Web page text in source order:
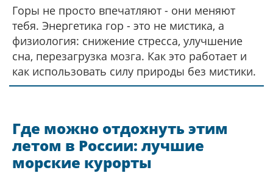
Горы не просто впечатляют - они меняют
тебя. Энергетика гор - это не мистика, а
физиология: снижение стресса, улучшение
сна, перезагрузка мозга. Как это работает и
как использовать силу природы без мистики.
Где можно отдохнуть этим
летом в России: лучшие
морские курорты